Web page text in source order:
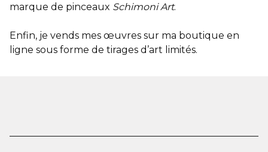
marque de pinceaux Schimoni Art.
Enfin, je vends mes œuvres sur ma boutique en
ligne sous forme de tirages d’art limités.